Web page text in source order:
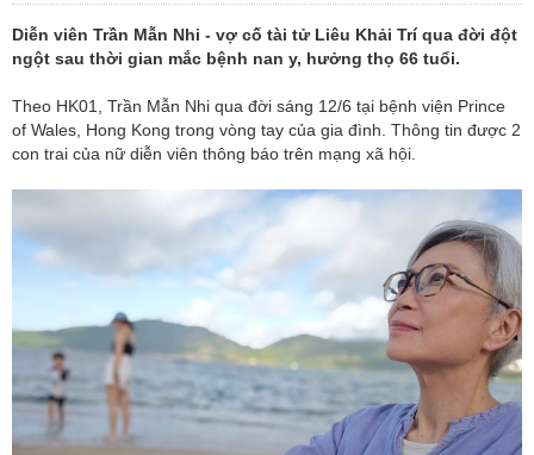
Diễn viên Trần Mẫn Nhi - vợ cố tài tử Liêu Khải Trí qua đời đột
ngột sau thời gian mắc bệnh nan y, hưởng thọ 66 tuổi.
Theo HK01, Trần Mẫn Nhi qua đời sáng 12/6 tại bệnh viện Prince
of Wales, Hong Kong trong vòng tay của gia đình. Thông tin được 2
con trai của nữ diễn viên thông báo trên mạng xã hội.